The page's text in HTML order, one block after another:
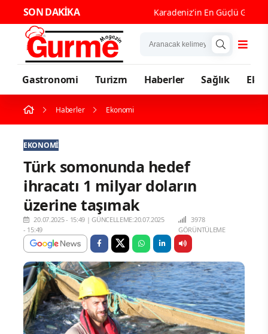
SON DAKİKA Karadeniz'in En Güçlü
Gastronomi Turizm Haberler Sağlık
Haberler Ekonomi
EKONOMI
Türk somonunda hedef
ihracatı 1 milyar doların
üzerine taşımak
20.07.2025 - 15:49 |GÜNCELLEME:20.07.2025
- 15:49
3978
GÖRÜNTÜLEME